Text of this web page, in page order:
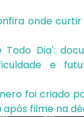
onde curtir
Todo Dia':
e
foi criado
filme na